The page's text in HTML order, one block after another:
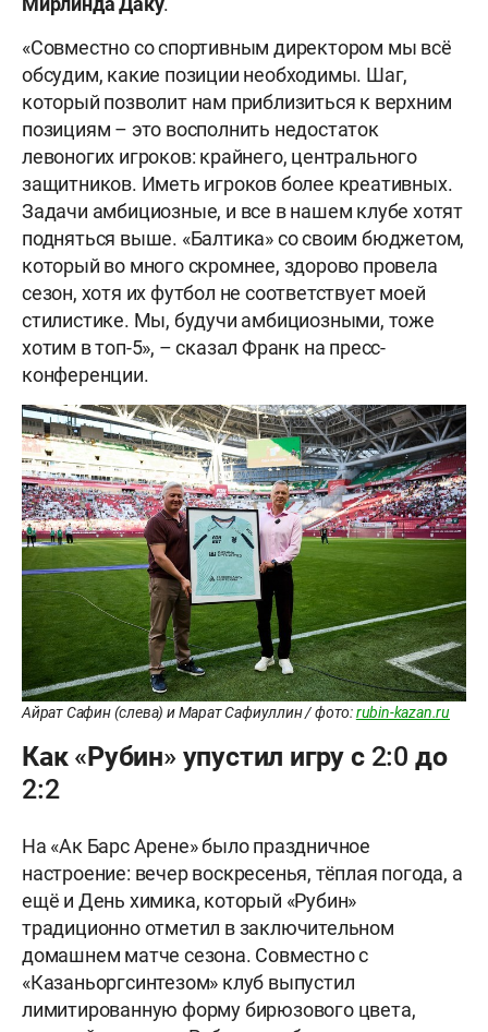
«Совместно со спортивным директором мы всё
обсудим, какие позиции необходимы. Шаг,
который позволит нам приблизиться к верхним
позициям – это восполнить недостаток
левоногих игроков: крайнего, центрального
защитников. Иметь игроков более креативных.
Задачи амбициозные, и все в нашем клубе хотят
подняться выше. «Балтика» со своим бюджетом,
который во много скромнее, здорово провела
сезон, хотя их футбол не соответствует моей
стилистике. Мы, будучи амбициозными, тоже
хотим в топ-5», – сказал Франк на пресс-
конференции.
Айрат Сафин (слева) и Марат Сафиуллин / фото:rubin-kazan.ru
Как «Рубин» упустил игру с 2:0 до
2:2
На «Ак Барс Арене» было праздничное
настроение: вечер воскресенья, тёплая погода, а
ещё и День химика, который «Рубин»
традиционно отметил в заключительном
домашнем матче сезона. Совместно с
«Казаньоргсинтезом» клуб выпустил
лимитированную форму бирюзового цвета,